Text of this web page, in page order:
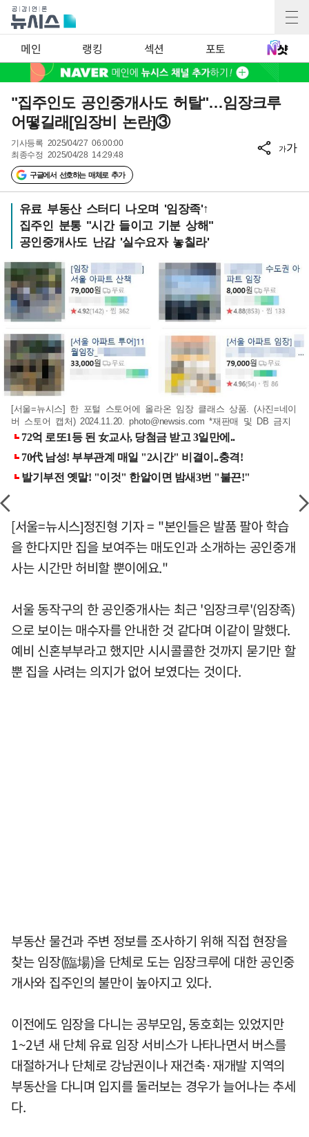
메인 랭킹 섹션 포토
"집주인도 공인중개사도 허탈"…임장크루
어떻길래[임장비 논란]③
기사등록 2025/04/27 06:00:00
최종수정 2025/04/28 14:29:48
구글에서 선호하는 매체로 추가
가가
유료 부동산 스터디 나오며 '임장족'↑
집주인 분통 "시간 들이고 기분 상해"
공인중개사도 난감 '실수요자 놓칠라'
[서울=뉴시스] 한 포털 스토어에 올라온 임장 클래스 상품. (사진=네이
버 스토어 캡처) 2024.11.20.photo@newsis.com *재판매 및 DB 금지
[서울=뉴시스]정진형 기자 = "본인들은 발품 팔아 학습
을 한다지만 집을 보여주는 매도인과 소개하는 공인중개
사는 시간만 허비할 뿐이에요."
서울 동작구의 한 공인중개사는 최근 '임장크루'(임장족)
으로 보이는 매수자를 안내한 것 같다며 이같이 말했다.
예비 신혼부부라고 했지만 시시콜콜한 것까지 묻기만 할
뿐 집을 사려는 의지가 없어 보였다는 것이다.
부동산 물건과 주변 정보를 조사하기 위해 직접 현장을
찾는 임장(臨場)을 단체로 도는 임장크루에 대한 공인중
개사와 집주인의 불만이 높아지고 있다.
이전에도 임장을 다니는 공부모임, 동호회는 있었지만
1~2년 새 단체 유료 임장 서비스가 나타나면서 버스를
대절하거나 단체로 강남권이나 재건축·재개발 지역의
부동산을 다니며 입지를 둘러보는 경우가 늘어나는 추세
다.